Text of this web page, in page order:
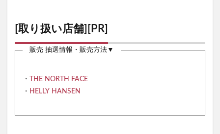
[取り扱い店舗][PR]
販売 抽選情報・販売方法▼
・
THE NORTH FACE
・ HELLY HANSEN